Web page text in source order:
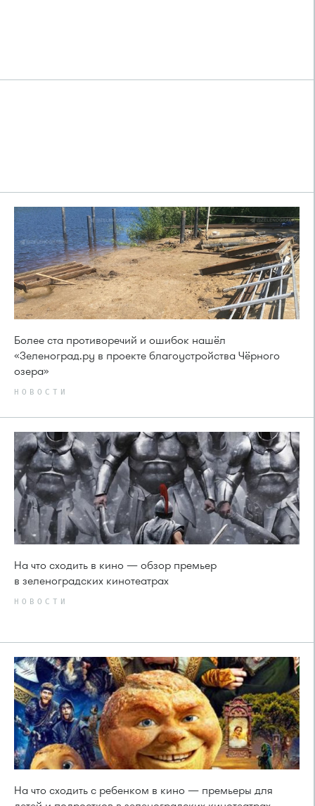
Более ста противоречий и ошибок нашёл
«Зеленоград.ру в проекте благоустройства Чёрного
озера»
НОВОСТИ
На что сходить в кино — обзор премьер
в зеленоградских кинотеатрах
НОВОСТИ
На что сходить с ребенком в кино — премьеры для